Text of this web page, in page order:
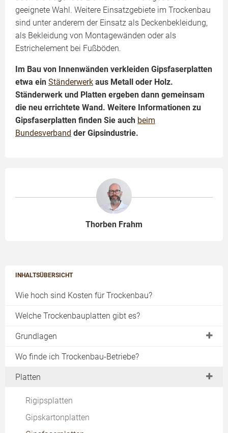
INHALTSÜBERSICHT
Wie hoch sind Kosten für Trockenbau?
Welche Trockenbauplatten gibt es?
Grundlagen
DIN-Normen
Akustik
Wo finde ich Trockenbau-Betriebe?
Platten
Rigipsplatten
Gipskartonplatten
geeignete Wahl. Weitere Einsatzgebiete im Trockenbau
sind unter anderem der Einsatz als Deckenbekleidung,
als Bekleidung von Montagewänden oder als
Estrichelement bei Fußböden.
Im Bau von Innenwänden verkleiden Gipsfaserplatten
etwa ein Ständerwerk aus Metall oder Holz.
Ständerwerk und Platten ergeben dann gemeinsam
die neu errichtete Wand. Weitere Informationen zu
Gipsfaserplatten finden Sie auch beim
Bundesverband der Gipsindustrie.
Thorben Frahm